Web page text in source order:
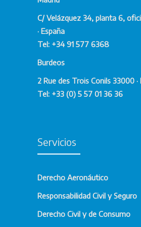
diversos.
Desde larecuperación de
internacionaleshasta litigios
incumplimiento contractual,
nuestros clientes y garantizan
sostenibles en cualquier
Conflictos
particularidades. Por eso,
enfoque legal adaptado a las
locales e internacionales.
servicios más destacados se
C/ Velázquez 34, planta 6,
· España
Tel: +34 91 577 6368
Burdeos
2 Rue des Trois Conils 33000 ·
Tel: +33 (0) 5 57 01 36 36
Servicios
Derecho Aeronáutico
Responsabilidad Civil y Seguro
Derecho Civil y de Consumo